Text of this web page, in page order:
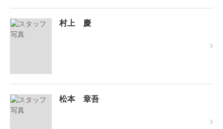
村上 慶
松本 章吾